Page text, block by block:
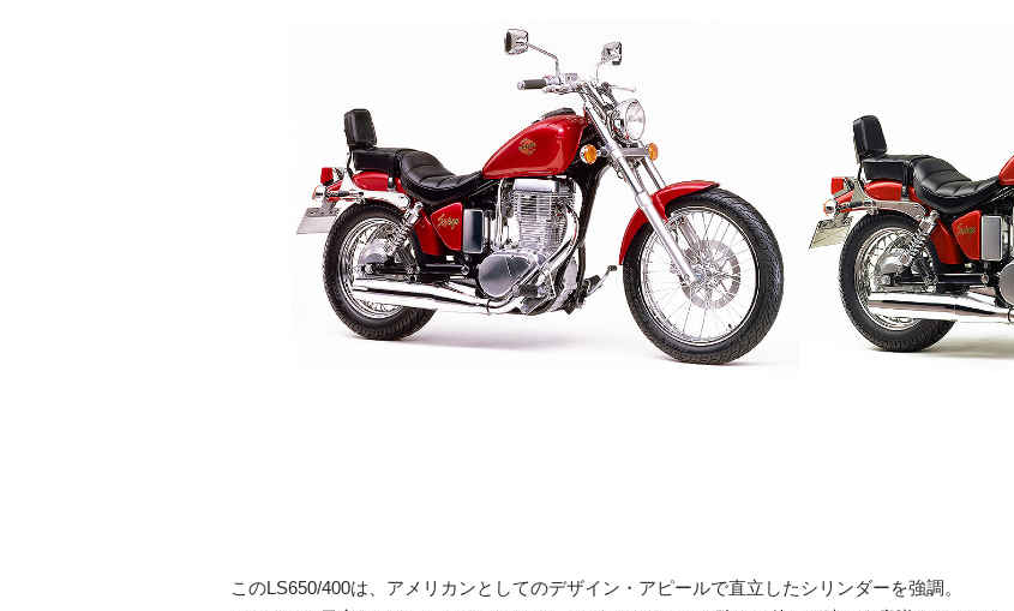
このLS650/400は、アメリカンとしてのデザイン・アピールで直立したシリンダーを強調。